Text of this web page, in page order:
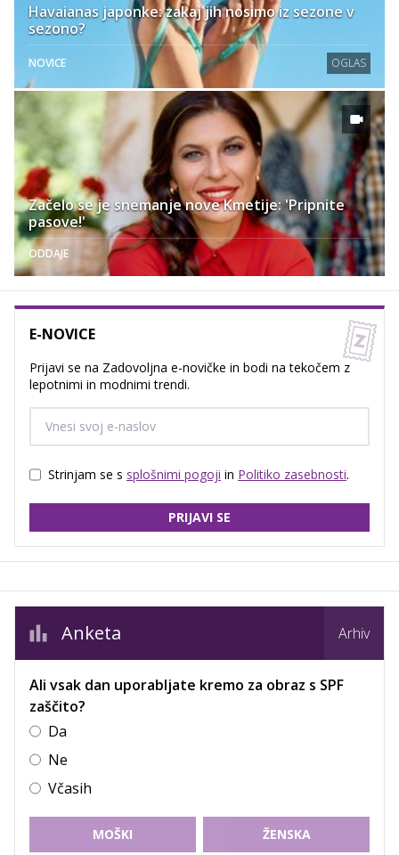
Havaianas japonke: zakaj jih nosimo iz sezone v
sezono?
NOVICE OGLAS
Začelo se je snemanje nove Kmetije: 'Pripnite
pasove!'
ODDAJE
E-NOVICE
Prijavi se na Zadovoljna e-novičke in bodi na tekočem z
lepotnimi in modnimi trendi.
Strinjam se s splošnimi pogoji in Politiko zasebnosti.
PRIJAVI SE
Anketa Arhiv
Ali vsak dan uporabljate kremo za obraz s SPF
zaščito?
Da
Ne
Včasih
MOŠKI ŽENSKA